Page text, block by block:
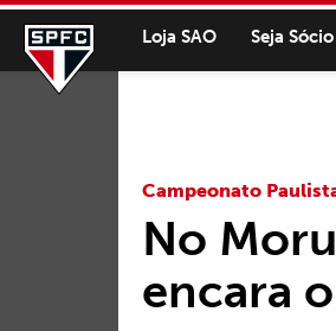
Loja SAO Seja
Campeonato
No
encara